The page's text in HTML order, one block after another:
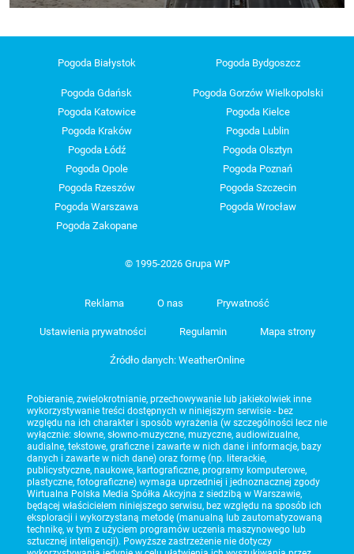
Pogoda Białystok Pogoda Bydgoszcz
Pogoda Gdańsk
Pogoda Gorzów Wielkopolski
Pogoda Katowice
Pogoda Kielce
Pogoda Kraków
Pogoda Lublin
Pogoda Łódź
Pogoda Olsztyn
Pogoda Opole
Pogoda Poznań
Pogoda Rzeszów
Pogoda Szczecin
Pogoda Warszawa
Pogoda Wrocław
Pogoda Zakopane
© 1995-2026 Grupa WP
Reklama O nas Prywatność
Ustawienia prywatności Regulamin Mapa strony
Źródło danych: WeatherOnline
Pobieranie, zwielokrotnianie, przechowywanie lub jakiekolwiek inne
wykorzystywanie treści dostępnych w niniejszym serwisie - bez
względu na ich charakter i sposób wyrażenia (w szczególności lecz nie
wyłącznie: słowne, słowno-muzyczne, muzyczne, audiowizualne,
audialne, tekstowe, graficzne i zawarte w nich dane i informacje, bazy
danych i zawarte w nich dane) oraz formę (np. literackie,
publicystyczne, naukowe, kartograficzne, programy komputerowe,
plastyczne, fotograficzne) wymaga uprzedniej i jednoznacznej zgody
Wirtualna Polska Media Spółka Akcyjna z siedzibą w Warszawie,
będącej właścicielem niniejszego serwisu, bez względu na sposób ich
eksploracji i wykorzystaną metodę (manualną lub zautomatyzowaną
technikę, w tym z użyciem programów uczenia maszynowego lub
sztucznej inteligencji). Powyższe zastrzeżenie nie dotyczy